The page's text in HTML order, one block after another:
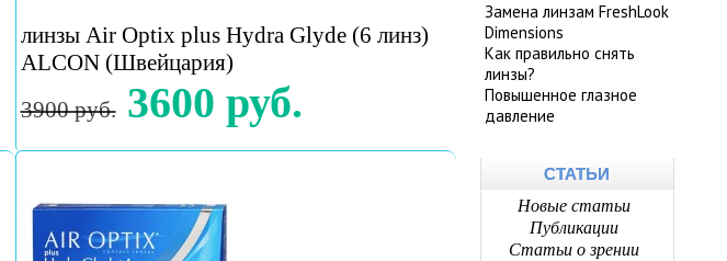
линзы Air Optix plus Hydra Glyde (6 линз)
ALCON (Швейцария)
3900 руб. 3600 руб.
Замена линзам FreshLook
Dimensions
Как правильно снять
линзы?
Повышенное глазное
давление
СТАТЬИ
Новые статьи
Публикации
Статьи о зрении